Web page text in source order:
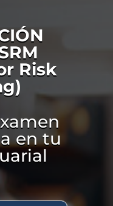
Risk
en tu